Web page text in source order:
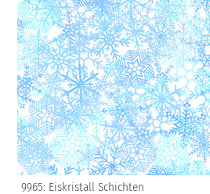
9965: Eiskristall Schichten